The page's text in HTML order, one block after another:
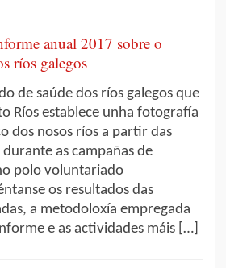
de saúde dos ríos galegos que
Ríos establece unha fotografía
dos nosos ríos a partir das
durante as campañas de
polo voluntariado
os resultados das
a metodoloxía empregada
e as actividades máis […]